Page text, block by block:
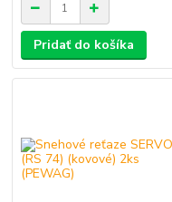
Pridať do košíka